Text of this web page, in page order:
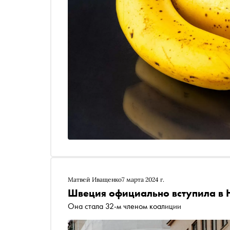
Матвей Иващенко7 марта 2024 г.
Швеция официально вступила в
Она стала 32-м членом коалиции